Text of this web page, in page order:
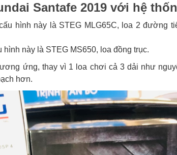
Santafe 2019 với hệ
hình này là STEG MLG65C, loa 2 đường
hình này là STEG MS650, loa đồng trục.
ứng, thay vì 1 loa chơi cả 3 dải như
hơn.